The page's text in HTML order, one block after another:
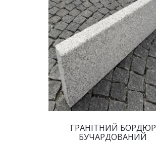
ГРАНІТНИЙ БОРДЮР
БУЧАРДОВАНИЙ